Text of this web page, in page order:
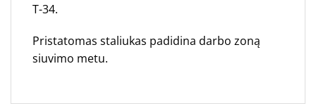
T-34.
Pristatomas staliukas padidina darbo zoną
siuvimo metu.